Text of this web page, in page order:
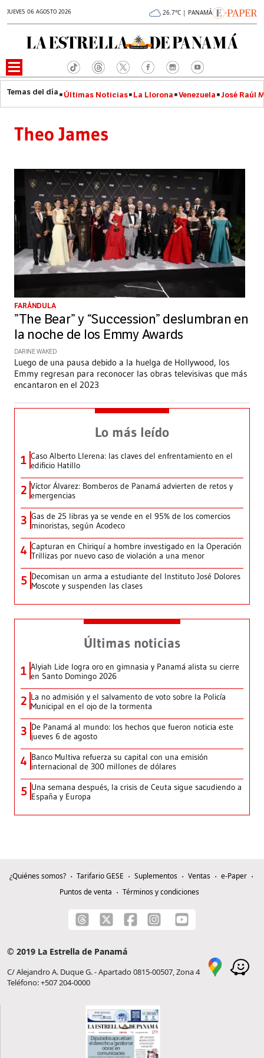
JUEVES 06 AGOSTO 2026 26.7°C | PANAMÁ
Últimas Noticias La Llorona Venezuela José Raúl
Theo James
FARÁNDULA
”The Bear” y “Succession” deslumbran en
la noche de los Emmy Awards
DARINE WAKED
Luego de una pausa debido a la huelga de Hollywood, los
Emmy regresan para reconocer las obras televisivas que más
encantaron en el 2023
Lo más leído
1 Caso Alberto Llerena: las claves del enfrentamiento en el
edificio Hatillo
2 Víctor Álvarez: Bomberos de Panamá advierten de retos y
emergencias
3 Gas de 25 libras ya se vende en el 95% de los comercios
minoristas, según Acodeco
4 Capturan en Chiriquí a hombre investigado en la Operación
Trillizas por nuevo caso de violación a una menor
5 Decomisan un arma a estudiante del Instituto José Dolores
Moscote y suspenden las clases
Últimas noticias
1 Alyiah Lide logra oro en gimnasia y Panamá alista su cierre
en Santo Domingo 2026
2 La no admisión y el salvamento de voto sobre la Policía
Municipal en el ojo de la tormenta
3 De Panamá al mundo: los hechos que fueron noticia este
jueves 6 de agosto
4 Banco Multiva refuerza su capital con una emisión
internacional de 300 millones de dólares
5 Una semana después, la crisis de Ceuta sigue sacudiendo a
España y Europa
¿Quiénes somos? Tarifario GESE Suplementos Ventas
e-Paper
Puntos de venta
Términos y condiciones
© 2019 La Estrella de Panamá
C/ Alejandro A. Duque G. - Apartado 0815-00507, Zona 4
Teléfono: +507 204-0000